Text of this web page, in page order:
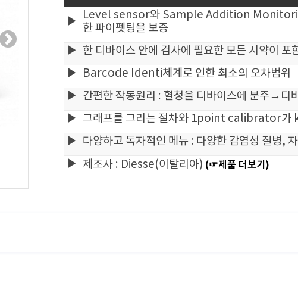
▶
Level sensor와 Sample Addition
한 파이펫팅을 보증
▶
한 디바이스 안에 검사에 필요한 모든 시약이 포
▶
Barcode Identi체계로 인한 최소의 오차범위
▶
간편한 작동원리 : 혈청을 디바이스에 분주→디
▶
그래프를 그리는 절차와 1point calibrator가
▶
다양하고 독자적인 메뉴 : 다양한 감염성 질병,
▶
제조사 : Diesse(이탈리아) (☞제품 더보기)